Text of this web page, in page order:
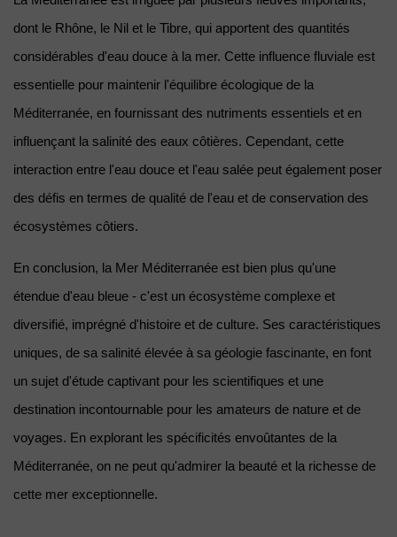
dont le Rhône, le Nil et le Tibre, qui apportent des quantités
considérables d'eau douce à la mer. Cette influence fluviale est
essentielle pour maintenir l'équilibre écologique de la
Méditerranée, en fournissant des nutriments essentiels et en
influençant la salinité des eaux côtières. Cependant, cette
interaction entre l'eau douce et l'eau salée peut également poser
des défis en termes de qualité de l'eau et de conservation des
écosystèmes côtiers.
En conclusion, la Mer Méditerranée est bien plus qu'une
étendue d'eau bleue - c'est un écosystème complexe et
diversifié, imprégné d'histoire et de culture. Ses caractéristiques
uniques, de sa salinité élevée à sa géologie fascinante, en font
un sujet d'étude captivant pour les scientifiques et une
destination incontournable pour les amateurs de nature et de
voyages. En explorant les spécificités envoûtantes de la
Méditerranée, on ne peut qu'admirer la beauté et la richesse de
cette mer exceptionnelle.